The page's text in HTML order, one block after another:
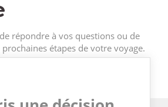
répondre à vos questions ou de
étapes de votre voyage.